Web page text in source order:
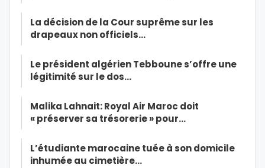
La décision de la Cour suprême sur les
drapeaux non officiels…
Le président algérien Tebboune s’offre une
légitimité sur le dos…
Malika Lahnait: Royal Air Maroc doit
« préserver sa trésorerie » pour…
L’étudiante marocaine tuée à son domicile
inhumée au cimetière…